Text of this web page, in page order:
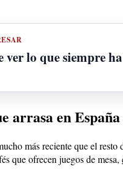
ver lo que siempre
arrasa en
más reciente que el
que ofrecen juegos de mesa,